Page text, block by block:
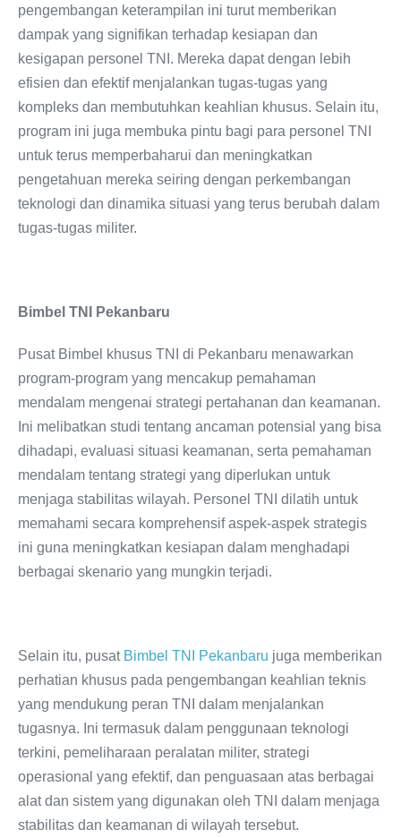
pengembangan keterampilan ini turut memberikan
dampak yang signifikan terhadap kesiapan dan
kesigapan personel TNI. Mereka dapat dengan lebih
efisien dan efektif menjalankan tugas-tugas yang
kompleks dan membutuhkan keahlian khusus. Selain itu,
program ini juga membuka pintu bagi para personel TNI
untuk terus memperbaharui dan meningkatkan
pengetahuan mereka seiring dengan perkembangan
teknologi dan dinamika situasi yang terus berubah dalam
tugas-tugas militer.
Bimbel TNI Pekanbaru
Pusat Bimbel khusus TNI di Pekanbaru menawarkan
program-program yang mencakup pemahaman
mendalam mengenai strategi pertahanan dan keamanan.
Ini melibatkan studi tentang ancaman potensial yang bisa
dihadapi, evaluasi situasi keamanan, serta pemahaman
mendalam tentang strategi yang diperlukan untuk
menjaga stabilitas wilayah. Personel TNI dilatih untuk
memahami secara komprehensif aspek-aspek strategis
ini guna meningkatkan kesiapan dalam menghadapi
berbagai skenario yang mungkin terjadi.
Selain itu, pusat Bimbel TNI Pekanbaru juga memberikan
perhatian khusus pada pengembangan keahlian teknis
yang mendukung peran TNI dalam menjalankan
tugasnya. Ini termasuk dalam penggunaan teknologi
terkini, pemeliharaan peralatan militer, strategi
operasional yang efektif, dan penguasaan atas berbagai
alat dan sistem yang digunakan oleh TNI dalam menjaga
stabilitas dan keamanan di wilayah tersebut.